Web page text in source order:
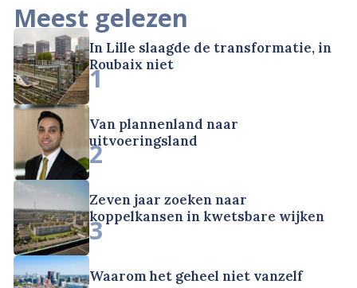
Meest gelezen
In Lille slaagde de transformatie, in
Roubaix niet
1
Van plannenland naar
uitvoeringsland
2
Zeven jaar zoeken naar
koppelkansen in kwetsbare wijken
3
Waarom het geheel niet vanzelf